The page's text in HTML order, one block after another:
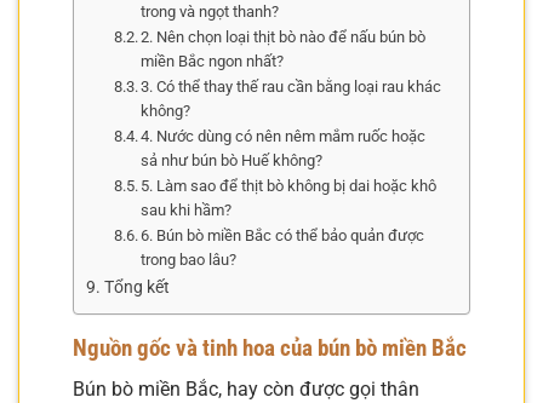
trong và ngọt thanh?
2. Nên chọn loại thịt bò nào để nấu bún bò
miền Bắc ngon nhất?
3. Có thể thay thế rau cần bằng loại rau khác
không?
4. Nước dùng có nên nêm mắm ruốc hoặc
sả như bún bò Huế không?
5. Làm sao để thịt bò không bị dai hoặc khô
sau khi hầm?
6. Bún bò miền Bắc có thể bảo quản được
trong bao lâu?
Tổng kết
Nguồn gốc và tinh hoa của bún bò miền Bắc
Bún bò miền Bắc, hay còn được gọi thân